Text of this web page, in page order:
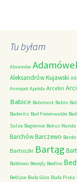
Tu byłam
Abramów
Aleksandrów Kujawski
Annopol Apolda Arcelin
Babice Babimost Babin
Baderitz Bad Freienwalde
Sulze Bagienice Bakus Wanda
BarchówBarczewo Bardo
Bartoszki Bartąg
Bałdowo Becejły Bedlno
Bełżyce Biała Góra Biała Piska